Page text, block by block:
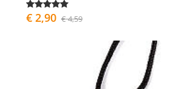
€ 2,90 € 4,59